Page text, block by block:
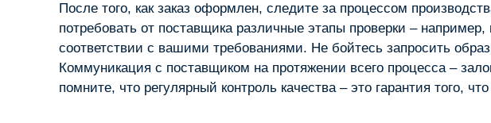
После того, как заказ оформлен, следите за процессом
потребовать от поставщика различные этапы проверки –
соответствии с вашими требованиями. Не бойтесь запросить
Коммуникация с поставщиком на протяжении всего процесса –
помните, что регулярный контроль качества – это гарантия того,